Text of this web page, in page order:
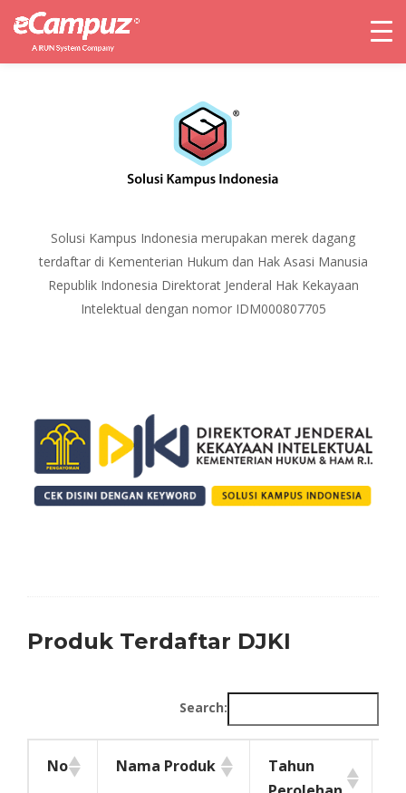
Solusi Kampus Indonesia merupakan merek dagang
terdaftar di Kementerian Hukum dan Hak Asasi Manusia
Republik Indonesia Direktorat Jenderal Hak Kekayaan
Intelektual dengan nomor IDM000807705
Produk Terdaftar DJKI
Search:
No Nama Produk
Tahun